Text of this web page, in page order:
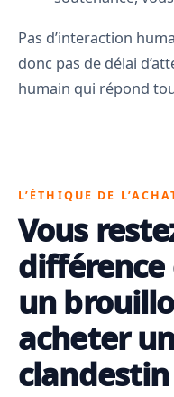
Pas d’interaction
donc pas de délai
humain qui répond
L’ÉTHIQUE DE
Vous
un
acheter
clandestin